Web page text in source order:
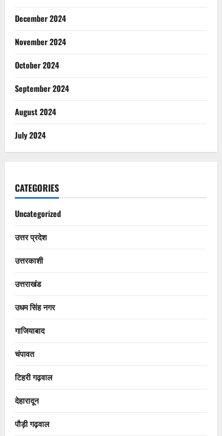
December 2024
November 2024
October 2024
September 2024
August 2024
July 2024
CATEGORIES
Uncategorized
उत्तर प्रदेश
उत्तरकाशी
उत्तराखंड
उधम सिंह नगर
गाजियाबाद
चंपावत
टिहरी गढ़वाल
देहारादून
पौड़ी गढ़वाल